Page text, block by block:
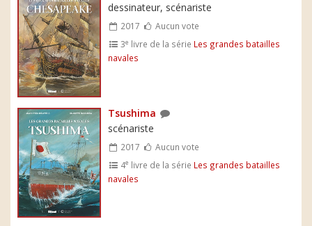
dessinateur, scénariste
2017
Aucun vote
3e livre de la série Les grandes batailles
navales
Tsushima
scénariste
2017
Aucun vote
4e livre de la série Les grandes batailles
navales